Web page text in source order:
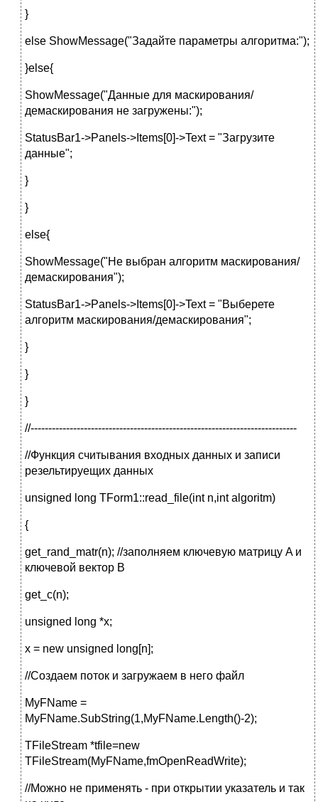
}
else ShowMessage("Задайте параметры алгоритма:");
}else{
ShowMessage("Данные для маскирования/
демаскирования не загружены:");
StatusBar1->Panels->Items[0]->Text = "Загрузите
данные";
}
}
else{
ShowMessage("Не выбран алгоритм маскирования/
демаскирования");
StatusBar1->Panels->Items[0]->Text = "Выберете
алгоритм маскирования/демаскирования";
}
}
}
//---------------------------------------------------------------------------
//Функция считывания входных данных и записи
резельтируещих данных
unsigned long TForm1::read_file(int n,int algoritm)
{
get_rand_matr(n); //заполняем ключевую матрицу A и
ключевой вектор B
get_c(n);
unsigned long *x;
x = new unsigned long[n];
//Создаем поток и загружаем в него файл
MyFName =
MyFName.SubString(1,MyFName.Length()-2);
TFileStream *tfile=new
TFileStream(MyFName,fmOpenReadWrite);
//Можно не применять - при открытии указатель и так